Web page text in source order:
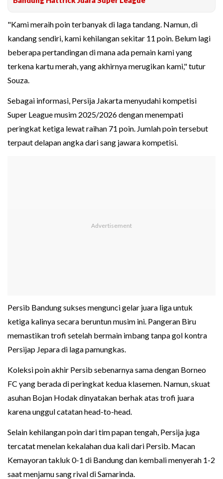
"Kami meraih poin terbanyak di laga tandang. Namun, di
kandang sendiri, kami kehilangan sekitar 11 poin. Belum lagi
beberapa pertandingan di mana ada pemain kami yang
terkena kartu merah, yang akhirnya merugikan kami," tutur
Souza.
Sebagai informasi, Persija Jakarta menyudahi kompetisi
Super League musim 2025/2026 dengan menempati
peringkat ketiga lewat raihan 71 poin. Jumlah poin tersebut
terpaut delapan angka dari sang jawara kompetisi.
Persib Bandung sukses mengunci gelar juara liga untuk
ketiga kalinya secara beruntun musim ini. Pangeran Biru
memastikan trofi setelah bermain imbang tanpa gol kontra
Persijap Jepara di laga pamungkas.
Koleksi poin akhir Persib sebenarnya sama dengan Borneo
FC yang berada di peringkat kedua klasemen. Namun, skuat
asuhan Bojan Hodak dinyatakan berhak atas trofi juara
karena unggul catatan head-to-head.
Selain kehilangan poin dari tim papan tengah, Persija juga
tercatat menelan kekalahan dua kali dari Persib. Macan
Kemayoran takluk 0-1 di Bandung dan kembali menyerah 1-2
saat menjamu sang rival di Samarinda.